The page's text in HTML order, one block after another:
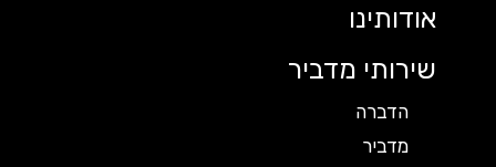
אודותינו
שירותי מדביר
הדברה
מדביר